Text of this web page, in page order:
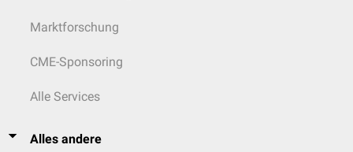
Marktforschung
CME-Sponsoring
Alle Services
Alles andere